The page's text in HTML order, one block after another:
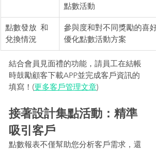
點數活動
點數發放  和
兌換情況
參與度和對不同獎勵的喜好
優化點數活動方案
結合會員見面禮的功能，請員工在結帳
時鼓勵顧客下載APP並完成客戶資訊的
填寫！(更多客戶管理文章)
接著設計集點活動：精準
吸引客戶
點數報表不僅幫助您分析客戶需求，還